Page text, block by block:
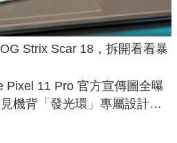
Strix Scar 18，拆開看看暴
Pixel 11 Pro 官方宣傳圖全曝
機背「發光環」專屬設計、